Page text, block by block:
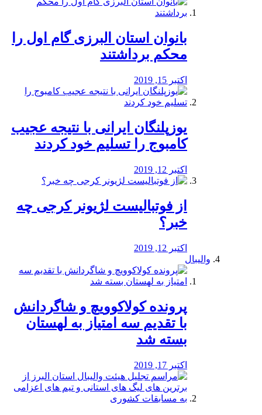
بانوان استان البرزی گام اول را
محكم برداشتند
اکتبر 15, 2019
یوزپلنگان ایرانی با نتیجه عجیب
کامبوج را تسلیم خود کردند
اکتبر 12, 2019
از فوتبالیست لژیونر کرجی چه
خبر؟
اکتبر 12, 2019
والیبال
پرونده کولاکوویچ و شاگردانش
با تقدیم سه امتیاز به لهستان
بسته شد
اکتبر 17, 2019